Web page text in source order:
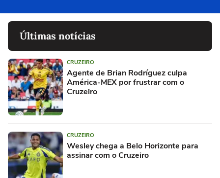
Últimas notícias
CRUZEIRO
Agente de Brian Rodríguez culpa
América-MEX por frustrar com o
Cruzeiro
CRUZEIRO
Wesley chega a Belo Horizonte para
assinar com o Cruzeiro